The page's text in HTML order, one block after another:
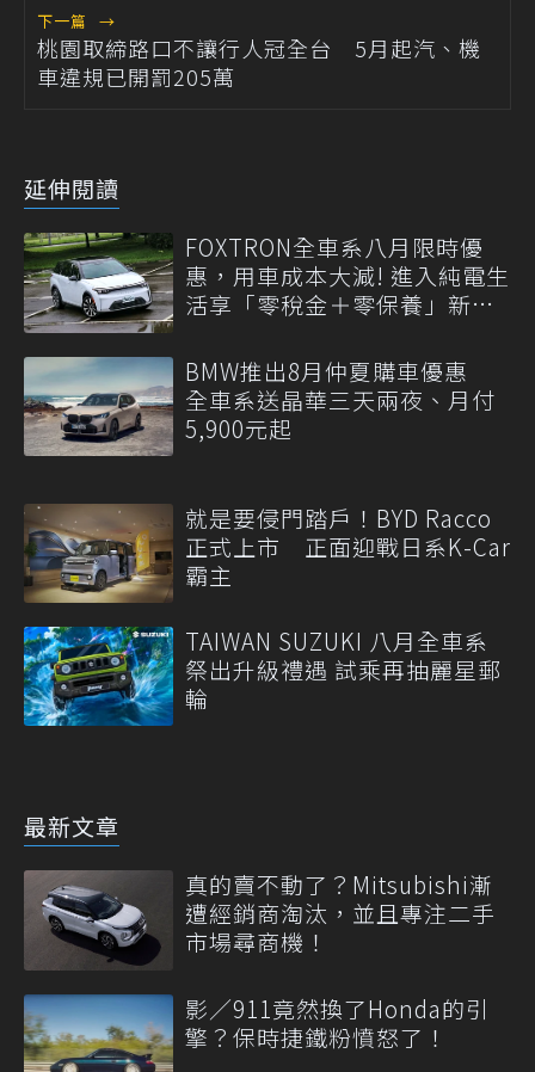
下一篇 →
桃園取締路口不讓行人冠全台 5月起汽、機
車違規已開罰205萬
延伸閱讀
FOXTRON全車系八月限時優
惠，用車成本大減! 進入純電生
活享「零稅金＋零保養」新時
BMW推出8月仲夏購車優惠
全車系送晶華三天兩夜、月付
5,900元起
就是要侵門踏戶！BYD Racco
正式上市 正面迎戰日系K-Car
霸主
TAIWAN SUZUKI 八月全車系
祭出升級禮遇 試乘再抽麗星郵
輪
最新文章
真的賣不動了？Mitsubishi漸
遭經銷商淘汰，並且專注二手
市場尋商機！
影／911竟然換了Honda的引
擎？保時捷鐵粉憤怒了！